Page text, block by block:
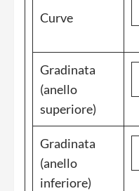
Curve
Gradinata
(anello
superiore)
Gradinata
(anello
inferiore)